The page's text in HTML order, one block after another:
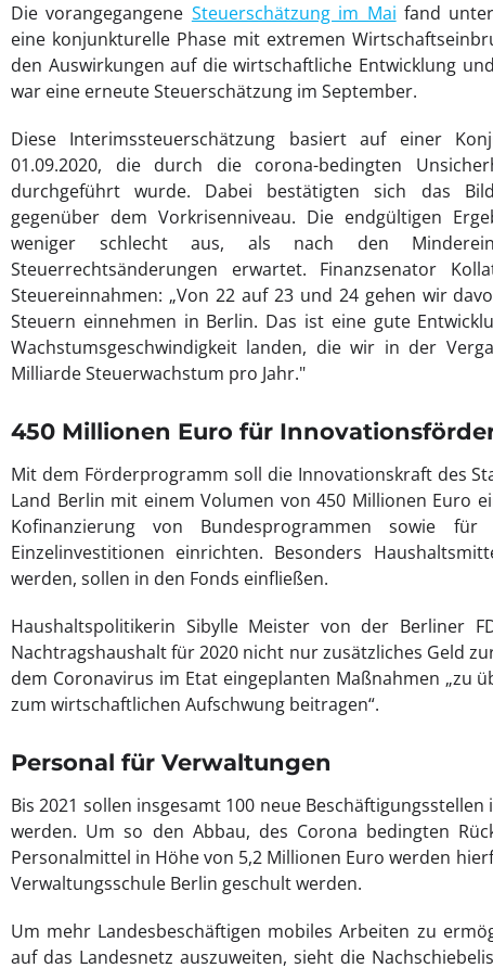
Die vorangegangene Steuerschätzung im Mai fand
eine konjunkturelle Phase mit extremen
den Auswirkungen auf die wirtschaftliche Entwicklung
war eine erneute Steuerschätzung im September.
Diese Interimssteuerschätzung basiert auf einer
01.09.2020, die durch die corona-bedingten
durchgeführt wurde. Dabei bestätigten sich das
gegenüber dem Vorkrisenniveau. Die endgültigen
weniger schlecht aus, als nach den
Steuerrechtsänderungen erwartet. Finanzsenator
Steuereinnahmen: „Von 22 auf 23 und 24 gehen wir
Steuern einnehmen in Berlin. Das ist eine gute
Wachstumsgeschwindigkeit landen, die wir in der
Milliarde Steuerwachstum pro Jahr."
450 Millionen Euro für
Mit dem Förderprogramm soll die Innovationskraft des
Land Berlin mit einem Volumen von 450 Millionen Euro
Kofinanzierung von Bundesprogrammen sowie für
Einzelinvestitionen einrichten. Besonders
werden, sollen in den Fonds einfließen.
Haushaltspolitikerin Sibylle Meister von der Berliner
Nachtragshaushalt für 2020 nicht nur zusätzliches Geld
dem Coronavirus im Etat eingeplanten Maßnahmen „zu
zum wirtschaftlichen Aufschwung beitragen“.
Personal für Verwaltungen
Bis 2021 sollen insgesamt 100 neue
werden. Um so den Abbau, des Corona bedingten
Personalmittel in Höhe von 5,2 Millionen Euro werden
Verwaltungsschule Berlin geschult werden.
Um mehr Landesbeschäftigen mobiles Arbeiten zu
auf das Landesnetz auszuweiten, sieht die